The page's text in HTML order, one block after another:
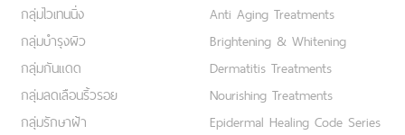
กลุ่มไวเทนนิ่ง
กลุ่มบำรุงผิว
กลุ่มกันแดด
กลุ่มลดเลือนริ้วรอย
กลุ่มรักษาฝ้า
Anti Aging Treatments
Brightening & Whitening
Dermatitis Treatments
Nourishing Treatments
Epidermal Healing Code Series